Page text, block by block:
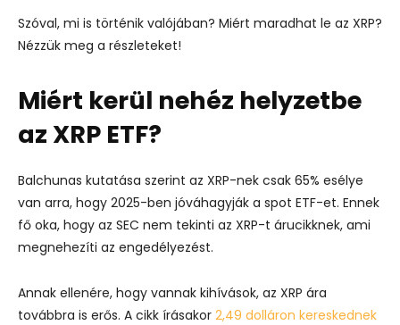
Szóval, mi is történik valójában? Miért maradhat le az XRP?
Nézzük meg a részleteket!
Miért kerül nehéz helyzetbe
az XRP ETF?
Balchunas kutatása szerint az XRP-nek csak 65% esélye
van arra, hogy 2025-ben jóváhagyják a spot ETF-et. Ennek
fő oka, hogy az SEC nem tekinti az XRP-t árucikknek, ami
megnehezíti az engedélyezést.
Annak ellenére, hogy vannak kihívások, az XRP ára
továbbra is erős. A cikk írásakor 2,49 dolláron kereskednek